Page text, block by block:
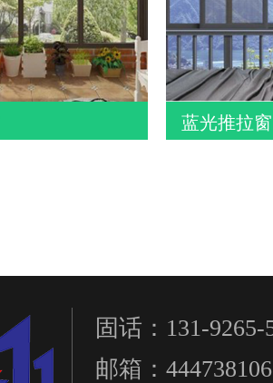
蓝光推拉窗
固话：131-9265-
邮箱：